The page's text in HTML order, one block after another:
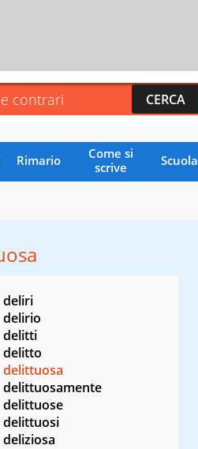
Rimario
Come si
scrive
Scuola
deliri
delirio
delitti
delitto
delittuosa
delittuosamente
delittuose
delittuosi
deliziosa